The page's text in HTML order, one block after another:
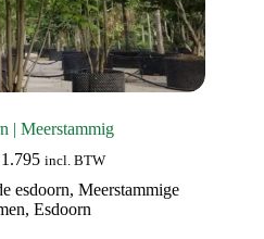
| Meerstammig
Prijsklasse:
tot
€ 1.795
incl. BTW
esdoorn, Meerstammige
,Esdoorn